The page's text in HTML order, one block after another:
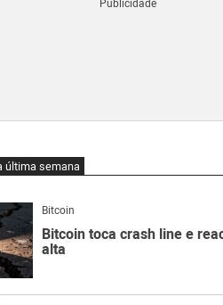
última semana
Bitcoin
Bitcoin toca crash line e
alta